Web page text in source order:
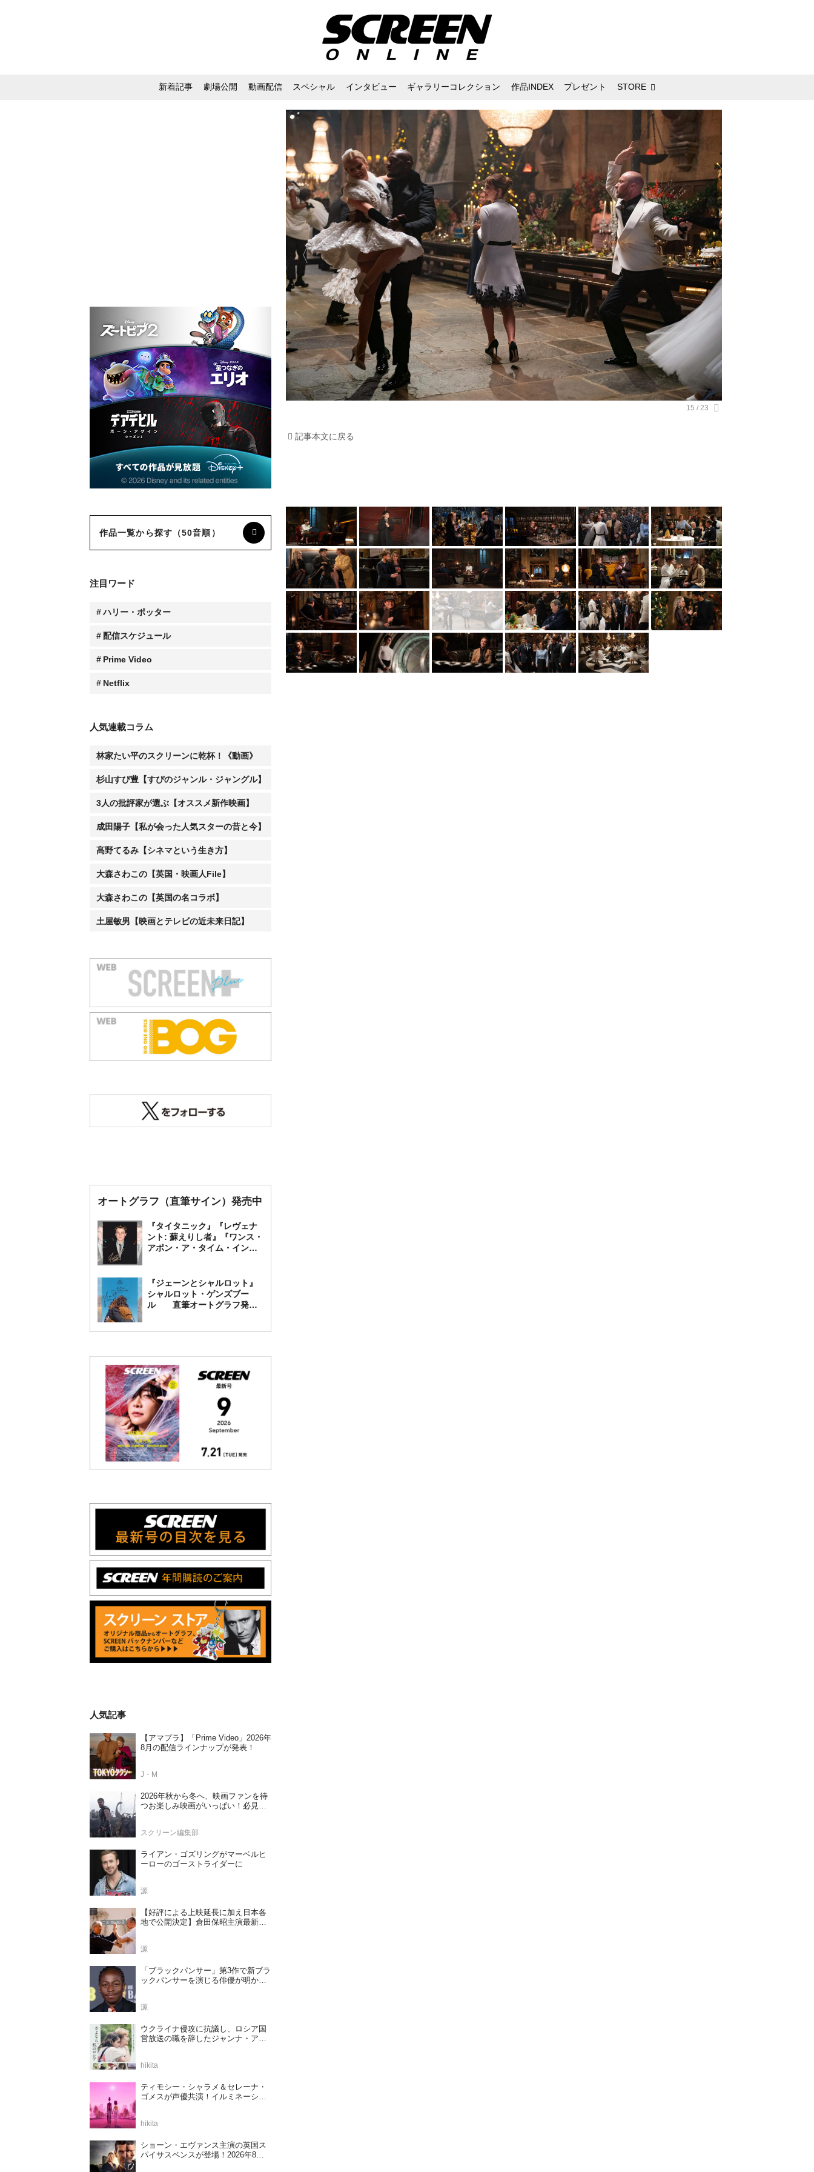
新着記事 劇場公開 動画配信 スペシャル インタビュー ギャラリーコレクション 作品INDEX プレゼント STORE
記事本文に戻る
作品一覧から探す（50音順）
注目ワード
ハリー・ポッター
配信スケジュール
Prime Video
Netflix
人気連載コラム
林家たい平のスクリーンに乾杯！《動画》
杉山すぴ豊【すぴのジャンル・ジャングル】
3人の批評家が選ぶ【オススメ新作映画】
成田陽子【私が会った人気スターの昔と今】
髙野てるみ【シネマという生き方】
大森さわこの【英国・映画人File】
大森さわこの【英国の名コラボ】
土屋敏男【映画とテレビの近未来日記】
オートグラフ（直筆サイン）発売中
『タイタニック』『レヴェナ
ント: 蘇えりし者』『ワンス・
アポン・ア・タイム・イン・
フ発売中
『ジェーンとシャルロット』
シャルロット・ゲンズブー
ル 直筆オートグラフ発売
人気記事
【アマプラ】「Prime Video」2026年
8月の配信ラインナップが発表！
J・M
2026年秋から冬へ、映画ファンを待
つお楽しみ映画がいっぱい！必見の
スクリーン編集部
ライアン・ゴズリングがマーベルヒ
ーローのゴーストライダーに
源
【好評による上映延長に加え日本各
地で公開決定】倉田保昭主演最新作
源
「ブラックパンサー」第3作で新ブラ
ックパンサーを演じる俳優が明かさ
源
ウクライナ侵攻に抗議し、ロシア国
営放送の職を辞したジャンナ・アガ
決定
hikita
ティモシー・シャラメ＆セレーナ・
ゴメスが声優共演！イルミネーショ
定
hikita
ショーン・エヴァンス主演の英国ス
パイサスペンスが登場！2026年8月